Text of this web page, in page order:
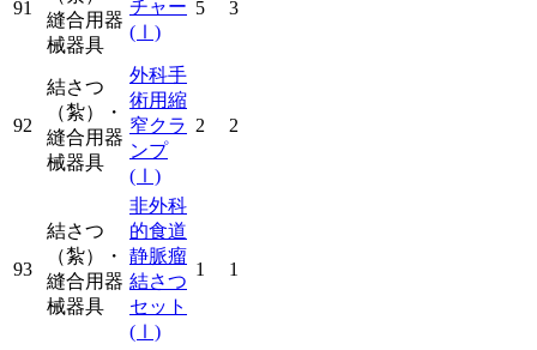
91
縫合用器
械器具
チャー
(Ⅰ)
5 3
92
結さつ
（紮）・
縫合用器
械器具
外科手
術用縮
窄クラ
ンプ
(Ⅰ)
2 2
93
結さつ
（紮）・
縫合用器
械器具
非外科
的食道
静脈瘤
結さつ
セット
(Ⅰ)
1 1